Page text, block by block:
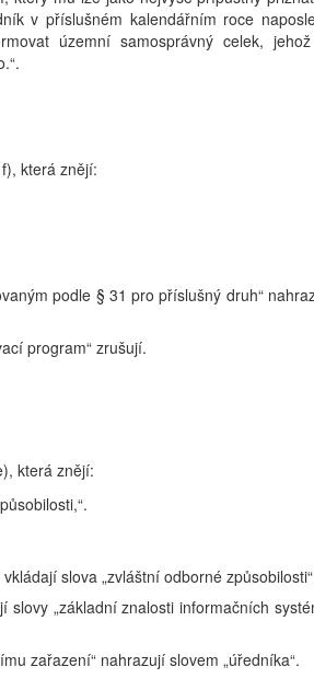
v příslušném kalendářním roce
územní samosprávný celek,
která znějí:
podle § 31 pro příslušný druh“
program“ zrušují.
která znějí:
slova „zvláštní odborné
„základní znalosti informačních
zařazení“ nahrazují slovem „úředníka“.